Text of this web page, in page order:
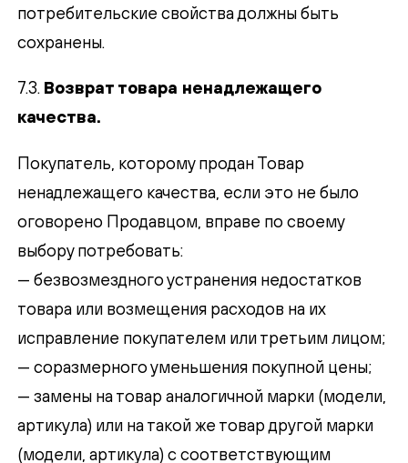
потребительские свойства должны быть
сохранены.
7.3. Возврат товара ненадлежащего
качества.
Покупатель, которому продан Товар
ненадлежащего качества, если это не было
оговорено Продавцом, вправе по своему
выбору потребовать:
— безвозмездного устранения недостатков
товара или возмещения расходов на их
исправление покупателем или третьим лицом;
— соразмерного уменьшения покупной цены;
— замены на товар аналогичной марки (модели,
артикула) или на такой же товар другой марки
(модели, артикула) с соответствующим